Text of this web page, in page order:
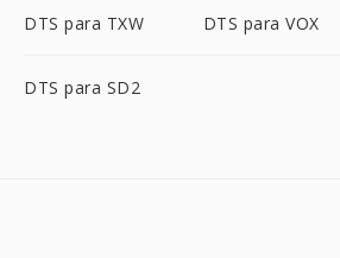
DTS para TXW DTS para VOX
DTS para SD2